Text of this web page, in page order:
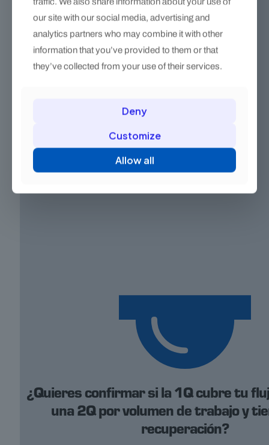
¿Quieres confirmar si la 1Q cubre tu
una 2Q por volumen de trabajo y
recuperación?
our site with our social media, advertising and
analytics partners who may combine it with other
information that you’ve provided to them or that
they’ve collected from your use of their services.
Deny
Customize
Allow all